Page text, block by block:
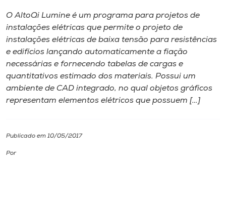
Internacionalização
I.nova
Diplomados
O AltoQi Lumine é um programa para projetos de
instalações elétricas que permite o projeto de
instalações elétricas de baixa tensão para resistências
e edifícios lançando automaticamente a fiação
necessárias e fornecendo tabelas de cargas e
quantitativos estimado dos materiais. Possui um
ambiente de CAD integrado, no qual objetos gráficos
representam elementos elétricos que possuem […]
Publicado em 10/05/2017
Por